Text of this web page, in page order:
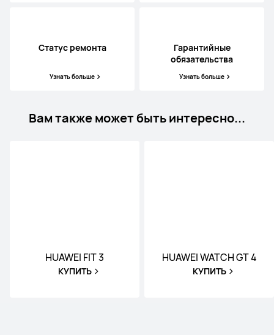
Статус ремонта
Узнать больше
Гарантийные
обязательства
Узнать больше
Вам также может быть интересно...
HUAWEI FIT 3
КУПИТЬ
HUAWEI WATCH GT 4
КУПИТЬ